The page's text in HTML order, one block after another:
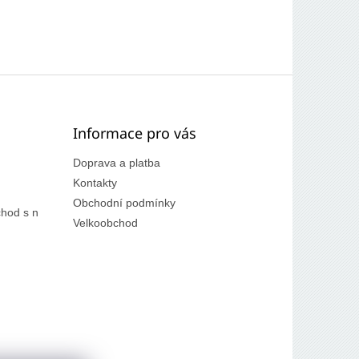
s n
Informace pro vás
Doprava a platba
Kontakty
Obchodní podmínky
Velkoobchod